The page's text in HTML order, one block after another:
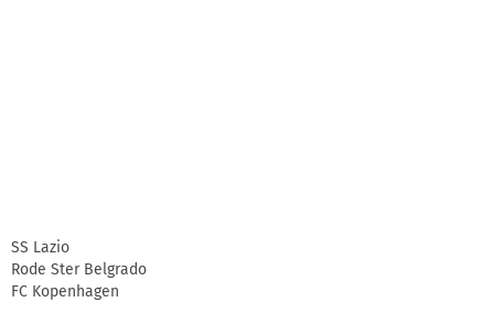
SS Lazio
Rode Ster Belgrado
FC Kopenhagen